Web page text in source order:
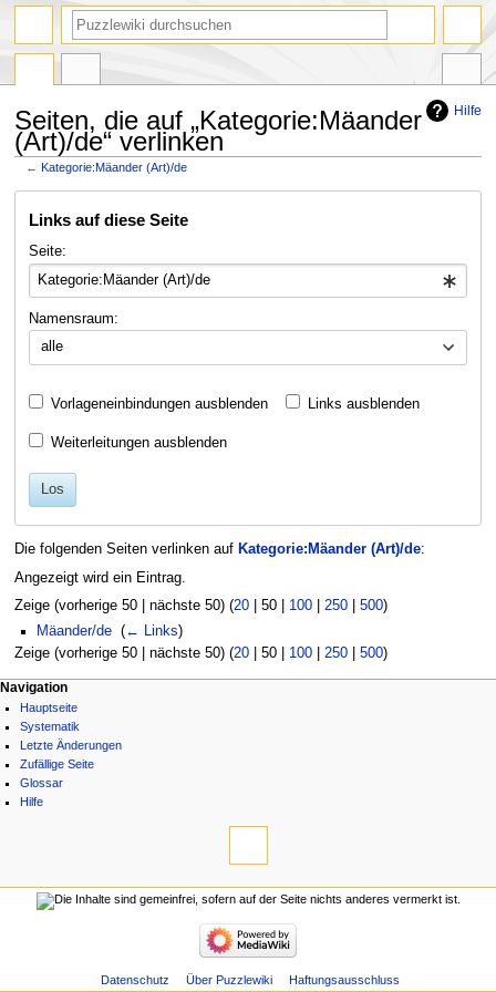
Hilfe
Seiten, die auf „Kategorie:Mäander
(Art)/de“ verlinken
←Kategorie:Mäander (Art)/de
Navigation
Suche
Links auf diese Seite
Seite:
Namensraum:
alle
Vorlageneinbindungen ausblenden Links ausblenden
Weiterleitungen ausblenden
Los
Die folgenden Seiten verlinken auf Kategorie:Mäander (Art)/de:
Angezeigt wird ein Eintrag.
Zeige (vorherige 50| nächste 50) (20| 50| 100| 250| 500)
Mäander/de (← Links)
Zeige (vorherige 50| nächste 50) (20| 50| 100| 250| 500)
Navigationsmenü
Seitenaktionen
Kategorie
Diskussion
Lesen
Quelltext
anzeigen
Versionsgeschichte
Meine Werkzeuge
Benutzerkonto
erstellen
Anmelden
Navigation
Hauptseite
Systematik
Letzte Änderungen
Zufällige Seite
Glossar
Hilfe
Suche
Navigation
Hauptseite
Datenschutz Über Puzzlewiki Haftungsausschluss